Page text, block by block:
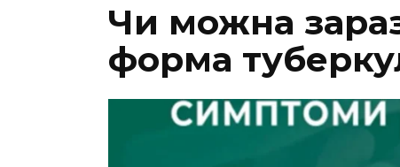
Чи можна
форма